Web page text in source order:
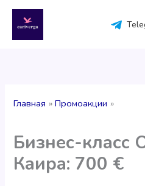
содержимому
Главная Промоакции
Бизнес-класc
Каира: 700 €